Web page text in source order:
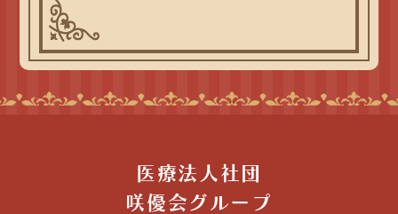
医療法人社団
咲優会グループ